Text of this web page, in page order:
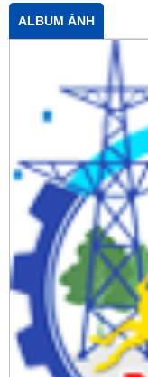
ALBUM ẢNH